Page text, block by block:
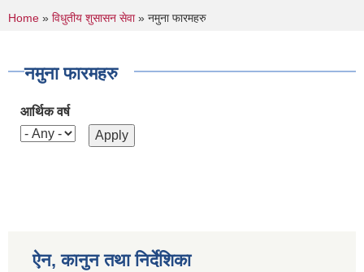
You are here
Home » विधुतीय शुसासन सेवा» नमुना फारमहरु
नमुना फारमहरु
आर्थिक वर्ष
ऐन, कानुन तथा निर्देशिका